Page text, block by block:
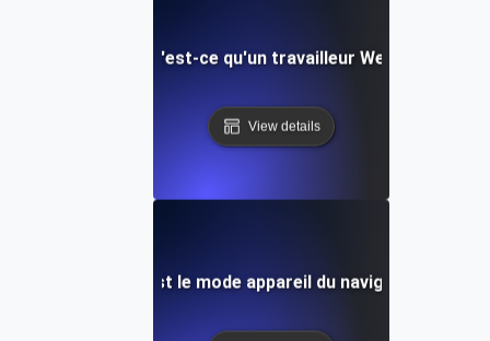
Qu'est-ce qu'un travailleur Web?
View details
Quel est le mode appareil du navigateur?